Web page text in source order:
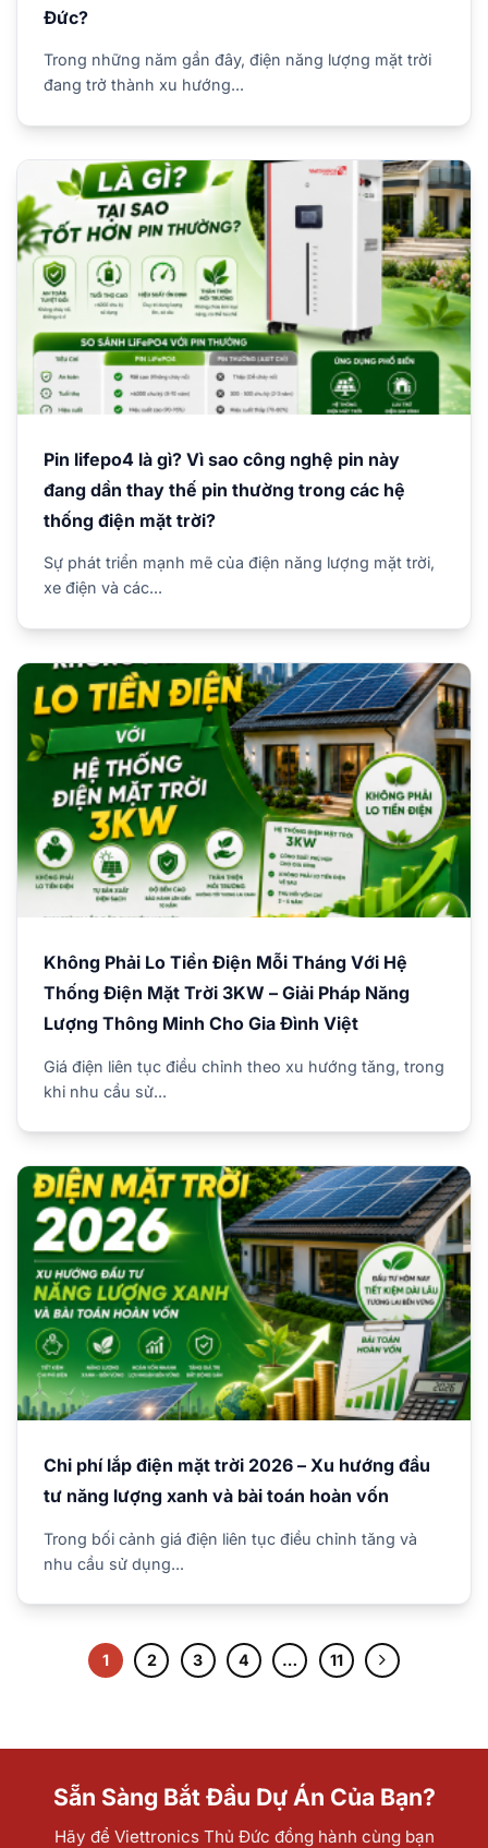
Đức?
Trong những năm gần đây, điện năng lượng mặt trời
đang trở thành xu hướng...
Pin lifepo4 là gì? Vì sao công nghệ pin này
đang dần thay thế pin thường trong các hệ
thống điện mặt trời?
Sự phát triển mạnh mẽ của điện năng lượng mặt trời,
xe điện và các...
Không Phải Lo Tiền Điện Mỗi Tháng Với Hệ
Thống Điện Mặt Trời 3KW – Giải Pháp Năng
Lượng Thông Minh Cho Gia Đình Việt
Giá điện liên tục điều chỉnh theo xu hướng tăng, trong
khi nhu cầu sử...
Chi phí lắp điện mặt trời 2026 – Xu hướng đầu
tư năng lượng xanh và bài toán hoàn vốn
Trong bối cảnh giá điện liên tục điều chỉnh tăng và
nhu cầu sử dụng...
1 2 3 4 … 11
Sẵn Sàng Bắt Đầu Dự Án Của Bạn?
Hãy để Viettronics Thủ Đức đồng hành cùng bạn